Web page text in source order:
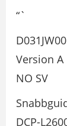
“`
Version A
NO SV
DCP-